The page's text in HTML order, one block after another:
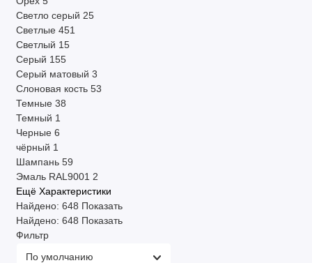
Светло серый 25
Светлые 451
Светлый 15
Серый 155
Серый матовый 3
Слоновая кость 53
Темные 38
Темный 1
Черные 6
чёрный 1
Шампань 59
Эмаль RAL9001 2
Ещё Характеристики
Найдено: 648 Показать
Найдено: 648 Показать
Фильтр